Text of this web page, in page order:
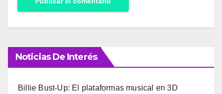
Noticias De Interés
Billie Bust-Up: El plataformas musical en 3D